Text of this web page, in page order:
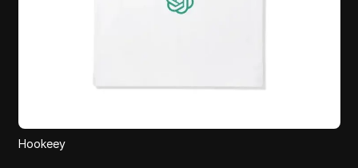
Hookeey